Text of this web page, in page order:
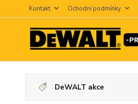
Kontakt Ochodní podmínky
DeWALT akce